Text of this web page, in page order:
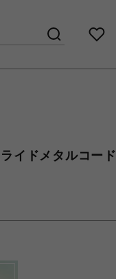
イドメタルコード